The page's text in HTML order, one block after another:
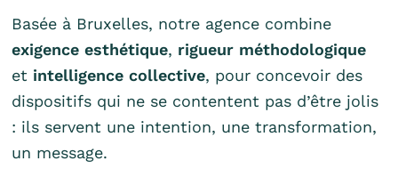
Basée à Bruxelles, notre agence combine
exigence esthétique, rigueur méthodologique
et intelligence collective, pour concevoir des
dispositifs qui ne se contentent pas d’être jolis
: ils servent une intention, une transformation,
un message.